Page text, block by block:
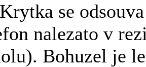
se
nalezato v
Bohuzel je